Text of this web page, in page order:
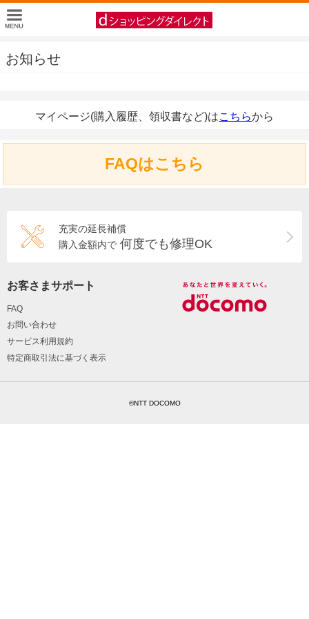
お知らせ
マイページ(購入履歴、領収書など)はこちらから
FAQはこちら
充実の延長補償
購入金額内で 何度でも修理OK
お客さまサポート
FAQ
お問い合わせ
サービス利用規約
特定商取引法に基づく表示
©NTT DOCOMO